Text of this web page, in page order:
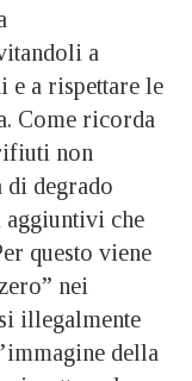
a
e a rispettare le
Come ricorda
non
di degrado
aggiuntivi che
questo viene
nei
illegalmente
della